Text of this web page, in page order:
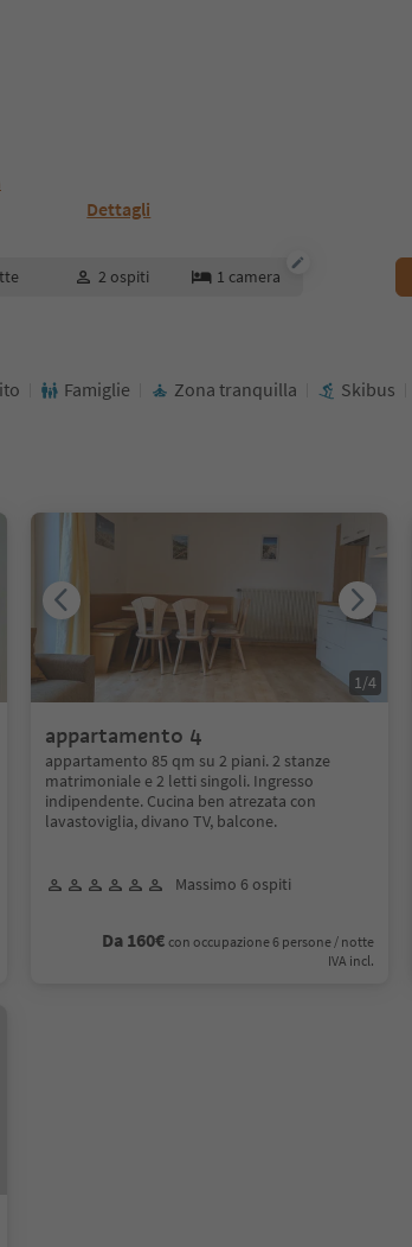
Dettagli
2 ospiti 1 camera
Famiglie Zona tranquilla Skibus
appartamento 4
appartamento 85 qm su 2 piani. 2 stanze
matrimoniale e 2 letti singoli. Ingresso
indipendente. Cucina ben atrezata con
lavastoviglia, divano TV, balcone.
Massimo 6 ospiti
Da 160€ con occupazione 6 persone / notte
IVA incl.
1/4